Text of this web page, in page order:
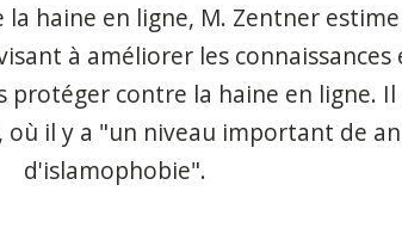
haine en ligne, M. Zentner
à améliorer les connaissances
protéger contre la haine en ligne.
où il y a "un niveau important de
d'islamophobie".